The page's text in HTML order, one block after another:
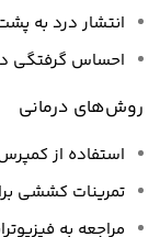
انتشار درد به
احساس گرفتگی
روش‌های درمانی
استفاده از
تمرینات کششی
مراجعه به